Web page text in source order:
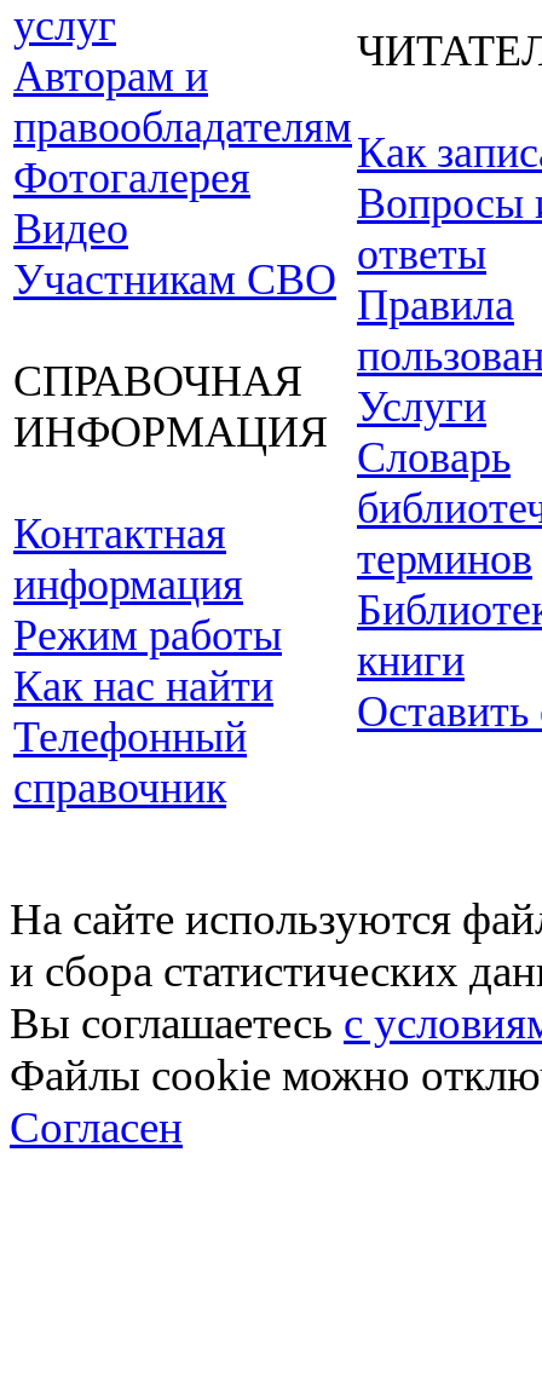
услуг
Авторам и
правообладателям
Фотогалерея
Видео
Участникам СВО
СПРАВОЧНАЯ
ИНФОРМАЦИЯ
Контактная
информация
Режим работы
Как нас найти
Телефонный
справочник
Как
Вопросы
ответы
Правила
Услуги
Словарь
терминов
книги
Оставить
На сайте используются
и сбора статистических
Вы соглашаетесь с
Файлы cookie можно
Согласен